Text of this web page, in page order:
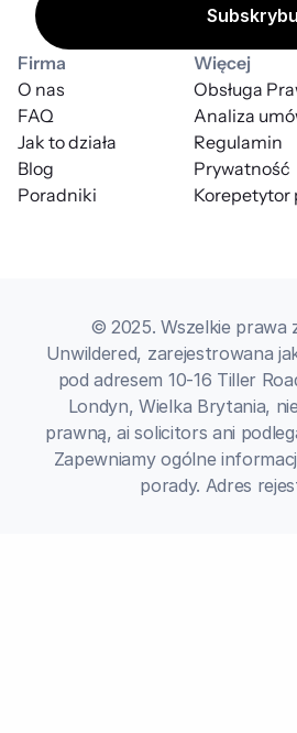
Firma
O nas
FAQ
Jak to działa
Blog
Poradniki
Więcej
Regulamin
Analiza
Korepetytor
Prywatność
Obsługa
© 2025. Wszelkie prawa
Unwildered, zarejestrowana
pod adresem 10-16 Tiller
Londyn, Wielka Brytania,
prawną, ai solicitors ani
Zapewniamy ogólne
porady. Adres